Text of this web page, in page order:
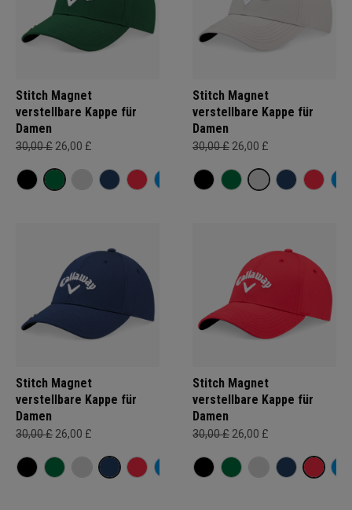
Stitch Magnet
verstellbare Kappe für
Damen
30,00 £ 26,00 £
Stitch Magnet
verstellbare Kappe für
Damen
30,00 £ 26,00 £
Stitch Magnet
verstellbare Kappe für
Damen
30,00 £ 26,00 £
Stitch Magnet
verstellbare Kappe für
Damen
30,00 £ 26,00 £